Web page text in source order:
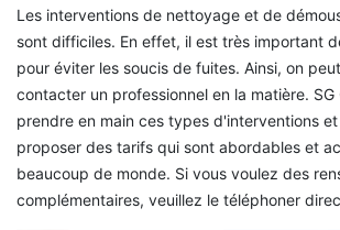
Les interventions de nettoyage et de
sont difficiles. En effet, il est très important
pour éviter les soucis de fuites. Ainsi, on
contacter un professionnel en la matière.
prendre en main ces types d'interventions
proposer des tarifs qui sont abordables et
beaucoup de monde. Si vous voulez des
complémentaires, veuillez le téléphoner